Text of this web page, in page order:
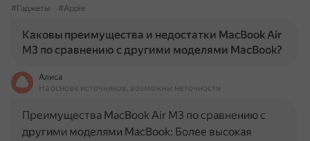
#Гаджеты
#Apple
Каковы преимущества и недостатки MacBook Air
M3 по сравнению с другими моделями MacBook?
Алиса
На основе источников, возможны неточности
Преимущества MacBook Air M3 по сравнению с
другими моделями MacBook: Более высокая